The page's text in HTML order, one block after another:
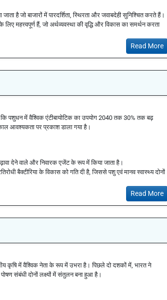
जाता है जो बाजारों में पारदर्शिता, स्थिरता और जवाबदेही सुनिश्चित करते हैं।
महत्त्वपूर्ण हैं, जो अर्थव्यवस्था की वृद्धि और विकास का समर्थन करता
Read More
पशुधन में वैश्विक एंटीबायोटिक का उपयोग 2040 तक 30% तक बढ़
आवश्यकता पर प्रकाश डाला गया है।
देने वाले और निवारक एजेंट के रूप में किया जाता है।
बैक्टीरिया के विकास को गति दी है, जिससे पशु एवं मानव स्वास्थ्य दोनों
Read More
कृषि में वैश्विक नेता के रूप में उभरा है। पिछले दो दशकों में, भारत ने
संबंधी दोनों लक्ष्यों में संतुलन बना हुआ है।